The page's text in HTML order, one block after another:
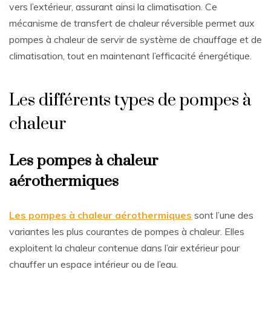
vers l’extérieur, assurant ainsi la climatisation. Ce
mécanisme de transfert de chaleur réversible permet aux
pompes à chaleur de servir de système de chauffage et de
climatisation, tout en maintenant l’efficacité énergétique.
Les différents types de pompes à
chaleur
Les pompes à chaleur
aérothermiques
Les pompes à chaleur aérothermiques sont l’une des
variantes les plus courantes de pompes à chaleur. Elles
exploitent la chaleur contenue dans l’air extérieur pour
chauffer un espace intérieur ou de l’eau.